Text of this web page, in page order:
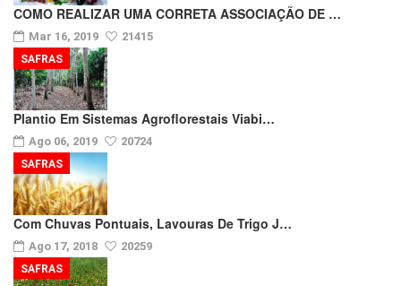
COMO REALIZAR UMA CORRETA ASSOCIAÇÃO DE …
Mar 16, 2019 21415
Plantio Em Sistemas Agroflorestais Viabi…
Ago 06, 2019 20724
SAFRAS
Com Chuvas Pontuais, Lavouras De Trigo J…
Ago 17, 2018 20259
SAFRAS
SAFRAS